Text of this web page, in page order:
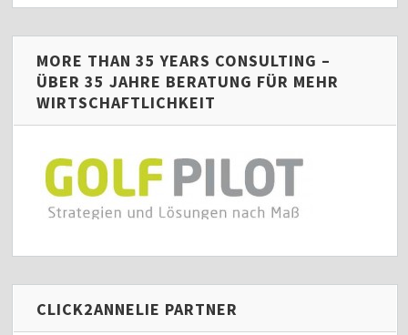
MORE THAN 35 YEARS CONSULTING –
ÜBER 35 JAHRE BERATUNG FÜR MEHR
WIRTSCHAFTLICHKEIT
CLICK2ANNELIE PARTNER